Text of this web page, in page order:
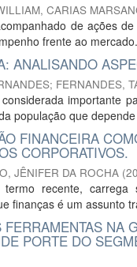
CARIAS
de ações
frente ao
ANALISANDO
; FERNANDES,
importante
população que
FINANCEIRA
CORPORATIVOS.
JÊNIFER DA ROCHA (
recente,
finanças é um assunto
NA
PORTE DO